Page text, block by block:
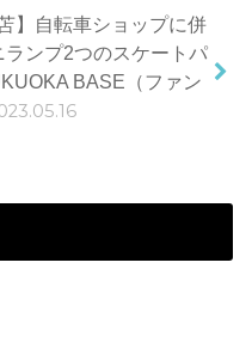
】自転車ショップに併
ンプ2つのスケートパ
BASE（ファン